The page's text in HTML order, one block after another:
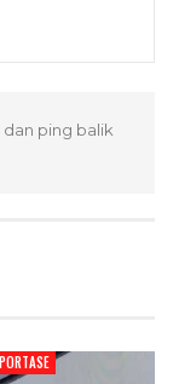
dan ping balik